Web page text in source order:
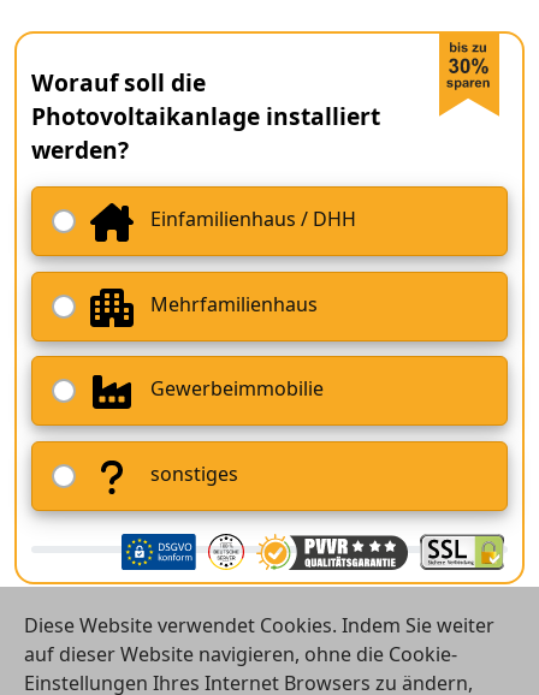
Worauf soll die
Photovoltaikanlage installiert
werden?
Einfamilienhaus / DHH
Mehrfamilienhaus
Gewerbeimmobilie
sonstiges
Diese Website verwendet Cookies. Indem Sie weiter
auf dieser Website navigieren, ohne die Cookie-
Einstellungen Ihres Internet Browsers zu ändern,